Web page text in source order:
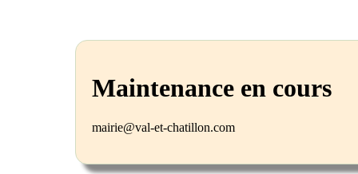
Maintenance en cours
mairie@val-et-chatillon.com